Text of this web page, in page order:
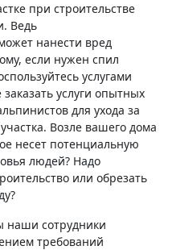
при строительстве
Ведь
нанести вред
если нужен спил
услугами
услуги опытных
для ухода за
Возле вашего дома
несет потенциальную
людей? Надо
или обрезать
наши сотрудники
требований